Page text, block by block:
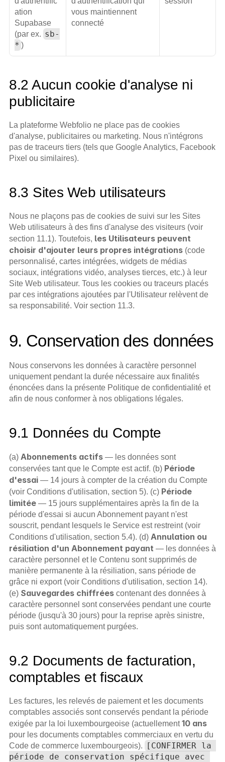
ation
Supabase
(par ex. sb-
* )
vous maintiennent
connecté
8.2 Aucun cookie d'analyse ni
publicitaire
La plateforme Webfolio ne place pas de cookies
d'analyse, publicitaires ou marketing. Nous n'intégrons
pas de traceurs tiers (tels que Google Analytics, Facebook
Pixel ou similaires).
8.3 Sites Web utilisateurs
Nous ne plaçons pas de cookies de suivi sur les Sites
Web utilisateurs à des fins d'analyse des visiteurs (voir
section 11.1). Toutefois, les Utilisateurs peuvent
choisir d'ajouter leurs propres intégrations (code
personnalisé, cartes intégrées, widgets de médias
sociaux, intégrations vidéo, analyses tierces, etc.) à leur
Site Web utilisateur. Tous les cookies ou traceurs placés
par ces intégrations ajoutées par l'Utilisateur relèvent de
sa responsabilité. Voir section 11.3.
9. Conservation des données
Nous conservons les données à caractère personnel
uniquement pendant la durée nécessaire aux finalités
énoncées dans la présente Politique de confidentialité et
afin de nous conformer à nos obligations légales.
9.1 Données du Compte
(a) Abonnements actifs — les données sont
conservées tant que le Compte est actif. (b) Période
d'essai — 14 jours à compter de la création du Compte
(voir Conditions d'utilisation, section 5). (c) Période
limitée — 15 jours supplémentaires après la fin de la
période d'essai si aucun Abonnement payant n'est
souscrit, pendant lesquels le Service est restreint (voir
Conditions d'utilisation, section 5.4). (d) Annulation ou
résiliation d'un Abonnement payant — les données à
caractère personnel et le Contenu sont supprimés de
manière permanente à la résiliation, sans période de
grâce ni export (voir Conditions d'utilisation, section 14).
(e) Sauvegardes chiffrées contenant des données à
caractère personnel sont conservées pendant une courte
période (jusqu'à 30 jours) pour la reprise après sinistre,
puis sont automatiquement purgées.
9.2 Documents de facturation,
comptables et fiscaux
Les factures, les relevés de paiement et les documents
comptables associés sont conservés pendant la période
exigée par la loi luxembourgeoise (actuellement 10 ans
pour les documents comptables commerciaux en vertu du
Code de commerce luxembourgeois).
[CONFIRMER la
période de conservation spécifique avec